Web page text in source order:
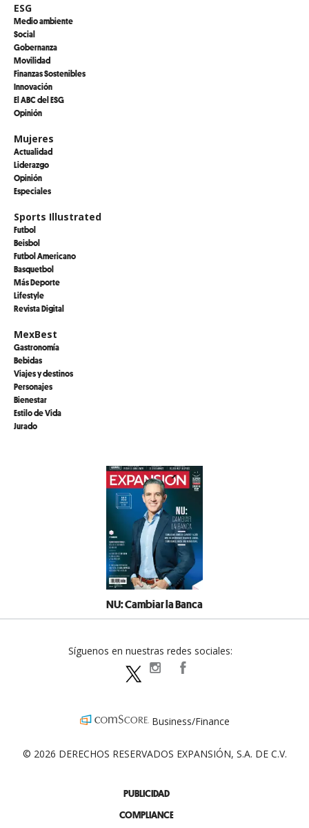
ESG
Medio ambiente
Social
Gobernanza
Movilidad
Finanzas Sostenibles
Innovación
El ABC del ESG
Opinión
Mujeres
Actualidad
Liderazgo
Opinión
Especiales
Sports Illustrated
Futbol
Beisbol
Futbol Americano
Basquetbol
Más Deporte
Lifestyle
Revista Digital
MexBest
Gastronomía
Bebidas
Viajes y destinos
Personajes
Bienestar
Estilo de Vida
Jurado
NU: Cambiar la Banca
PUBLICIDAD
COMPLIANCE
Síguenos en nuestras redes sociales:
expansionpolitica
Business/Finance
© 2026 DERECHOS RESERVADOS EXPANSIÓN, S.A. DE C.V.